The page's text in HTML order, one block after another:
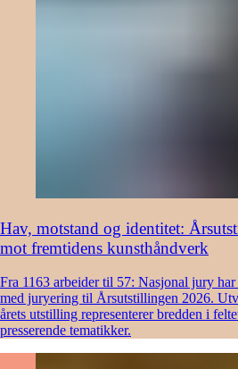
Hav, motstand og identitet:
mot fremtidens kunsthåndverk
Fra 1163 arbeider til 57: Nasjonal jury
med juryering til Årsutstillingen 2026.
årets utstilling representerer bredden i
presserende tematikker.